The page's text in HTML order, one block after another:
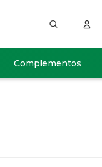
Complementos